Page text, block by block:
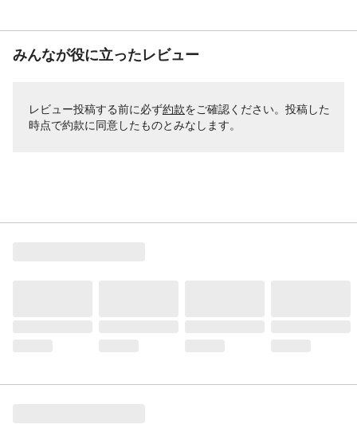
みんなが役に立ったレビュー
レビュー投稿する前に必ず約款をご確認ください。投稿した
時点で約款に同意したものとみなします。